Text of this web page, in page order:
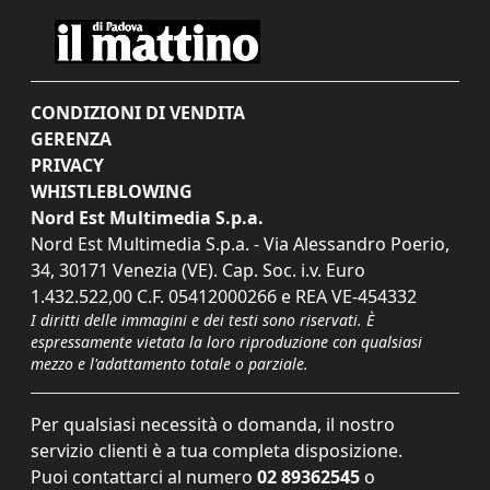
CONDIZIONI DI VENDITA
GERENZA
PRIVACY
WHISTLEBLOWING
Nord Est Multimedia S.p.a.
Nord Est Multimedia S.p.a. - Via Alessandro Poerio,
34, 30171 Venezia (VE). Cap. Soc. i.v. Euro
1.432.522,00 C.F. 05412000266 e REA VE-454332
I diritti delle immagini e dei testi sono riservati. È
espressamente vietata la loro riproduzione con qualsiasi
mezzo e l'adattamento totale o parziale.
Per qualsiasi necessità o domanda, il nostro
servizio clienti è a tua completa disposizione.
Puoi contattarci al numero 02 89362545 o